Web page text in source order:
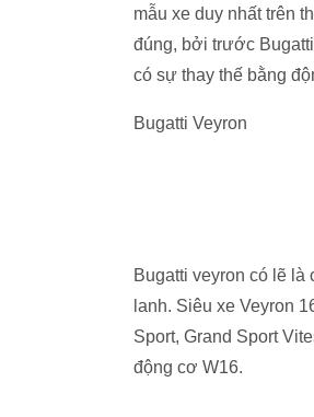
mẫu xe duy nhất trên
đúng, bởi trước
có sự thay thế bằng
Bugatti Veyron
Bugatti veyron có lẽ
lanh. Siêu xe Veyron
Sport, Grand Sport
động cơ W16.